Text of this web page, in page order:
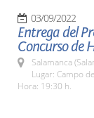
03/09/2022
Entrega del
Concurso de
Salamanca
Lugar: Campo
Hora: 19:30 h.